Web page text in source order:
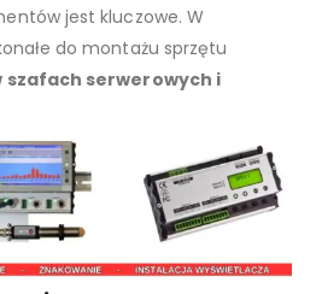
jest kluczowe. W
do montażu sprzętu
szafach serwerowych i